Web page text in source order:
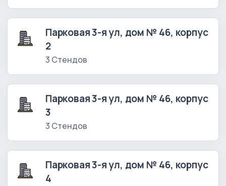
Парковая 3-я ул, дом № 46, корпус
2
3 Стендов
Парковая 3-я ул, дом № 46, корпус
3
3 Стендов
Парковая 3-я ул, дом № 46, корпус
4